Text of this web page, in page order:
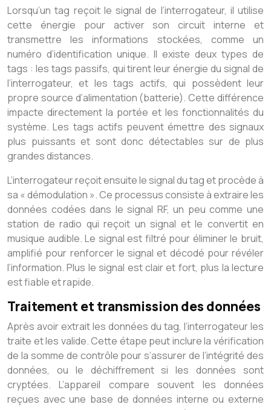
Lorsqu’un tag reçoit le signal de l’interrogateur, il utilise
cette énergie pour activer son circuit interne et
transmettre les informations stockées, comme un
numéro d’identification unique. Il existe deux types de
tags : les tags passifs, qui tirent leur énergie du signal de
l’interrogateur, et les tags actifs, qui possèdent leur
propre source d’alimentation (batterie). Cette différence
impacte directement la portée et les fonctionnalités du
système. Les tags actifs peuvent émettre des signaux
plus puissants et sont donc détectables sur de plus
grandes distances.
L’interrogateur reçoit ensuite le signal du tag et procède à
sa « démodulation ». Ce processus consiste à extraire les
données codées dans le signal RF, un peu comme une
station de radio qui reçoit un signal et le convertit en
musique audible. Le signal est filtré pour éliminer le bruit,
amplifié pour renforcer le signal et décodé pour révéler
l’information. Plus le signal est clair et fort, plus la lecture
est fiable et rapide.
Traitement et transmission des données
Après avoir extrait les données du tag, l’interrogateur les
traite et les valide. Cette étape peut inclure la vérification
de la somme de contrôle pour s’assurer de l’intégrité des
données, ou le déchiffrement si les données sont
cryptées. L’appareil compare souvent les données
reçues avec une base de données interne ou externe